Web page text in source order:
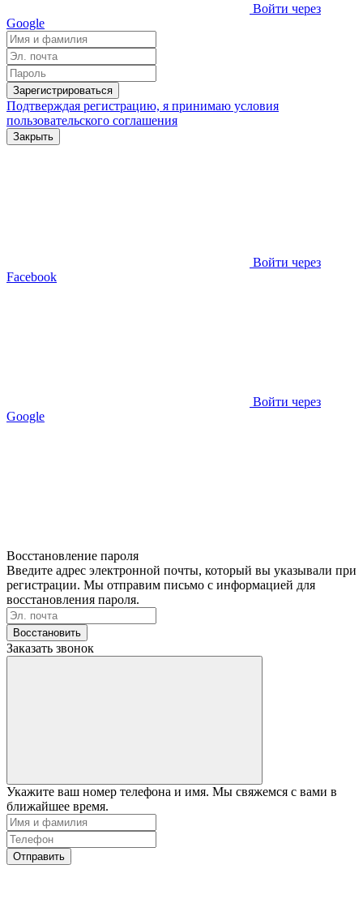
Войти через
Google
Зарегистрироваться
Подтверждая регистрацию, я принимаю условия
пользовательского соглашения
Закрыть
Войти через
Facebook
Войти через
Google
Восстановление пароля
Введите адрес электронной почты, который вы указывали при
регистрации. Мы отправим письмо с информацией для
восстановления пароля.
Восстановить
Заказать звонок
Укажите ваш номер телефона и имя. Мы свяжемся с вами в
ближайшее время.
Отправить